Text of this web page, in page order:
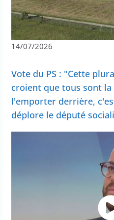
14/07/2026
Vote du PS : "Cette
croient que tous sont
l'emporter derrière,
déplore le député